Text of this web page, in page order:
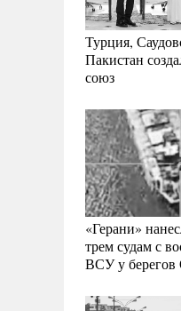
Турция,
Пакистан
союз
«Герани»
трем судам с
ВСУ у берегов